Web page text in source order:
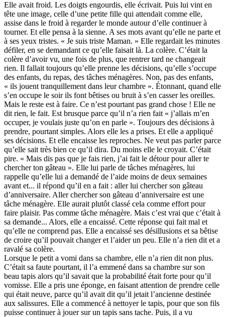
Elle avait froid. Les doigts engourdis, elle écrivait. Puis lui vint en
tête une image, celle d’une petite fille qui attendait comme elle,
assise dans le froid à regarder le monde autour d’elle continuer à
tourner. Et elle pensa à la sienne. A ses mots avant qu’elle ne parte et
à ses yeux tristes. « Je suis triste Maman. » Elle regardait les minutes
défiler, en se demandant ce qu’elle faisait là. La colère. C’était la
colère d’avoir vu, une fois de plus, que rentrer tard ne changeait
rien. Il fallait toujours qu’elle prenne les décisions, qu’elle s’occupe
des enfants, du repas, des tâches ménagères. Non, pas des enfants,
« ils jouent tranquillement dans leur chambre ». Étonnant, quand elle
s’en occupe le soir ils font bêtises ou bruit à s’en casser les oreilles.
Mais le reste est à faire. Ce n’est pourtant pas grand chose ! Elle ne
dit rien, le fait. Est brusque parce qu’il n’a rien fait « j’allais m’en
occuper, je voulais juste qu’on en parle ». Toujours des décisions à
prendre, pourtant simples. Alors elle les a prises. Et elle a appliqué
ses décisions. Et elle encaisse les reproches. Ne veut pas parler parce
qu’elle sait très bien ce qu’il dira. Du moins elle le croyait. C’était
pire. « Mais dis pas que je fais rien, j’ai fait le détour pour aller te
chercher ton gâteau ». Elle lui parle de tâches ménagères, lui
rappelle qu’elle lui a demandé de l’aide moins de deux semaines
avant et... il répond qu’il en a fait : aller lui chercher son gâteau
d’anniversaire. Aller chercher son gâteau d’anniversaire est une
tâche ménagère. Elle aurait plutôt classé cela comme effort pour
faire plaisir. Pas comme tâche ménagère. Mais c’est vrai que c’était à
sa demande... Alors, elle a encaissé. Cette réponse qui fait mal et
qu’elle ne comprend pas. Elle a encaissé ses désillusions et sa bêtise
de croire qu’il pouvait changer et l’aider un peu. Elle n’a rien dit et a
ravalé sa colère.
Lorsque le petit a vomi dans sa chambre, elle n’a rien dit non plus.
C’était sa faute pourtant, il l’a emmené dans sa chambre sur son
beau tapis alors qu’il savait que la probabilité était forte pour qu’il
vomisse. Elle a pris une éponge, en faisant attention de prendre celle
qui était neuve, parce qu’il avait dit qu’il jetait l’ancienne destinée
aux salissures. Elle a commencé à nettoyer le tapis, pour que son fils
puisse continuer à jouer sur un tapis sans tache. Puis, il a vu